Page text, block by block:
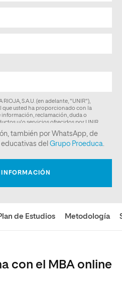
de Estudios Metodología
con el MBA online